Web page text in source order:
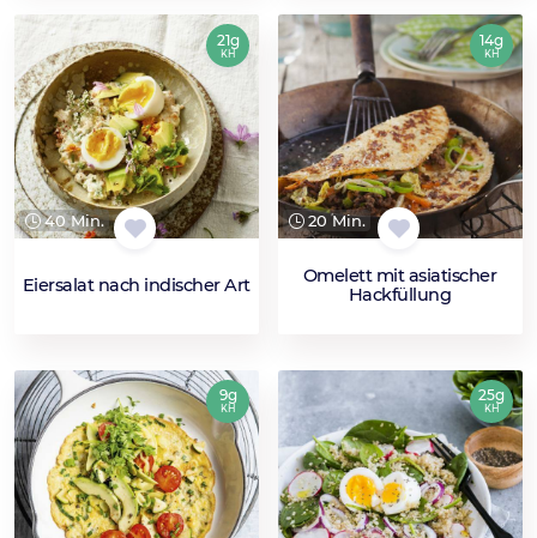
40 Min.
Eiersalat nach indischer Art
21g
KH
20 Min.
Omelett mit asiatischer
Hackfüllung
14g
KH
9g
KH
25g
KH